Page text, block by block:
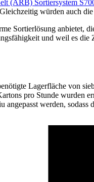
(ARB) Sortiersystem
würden auch
Sortierlösung anbietet,
und weil es
Lagerfläche von
pro Stunde wurden
werden,